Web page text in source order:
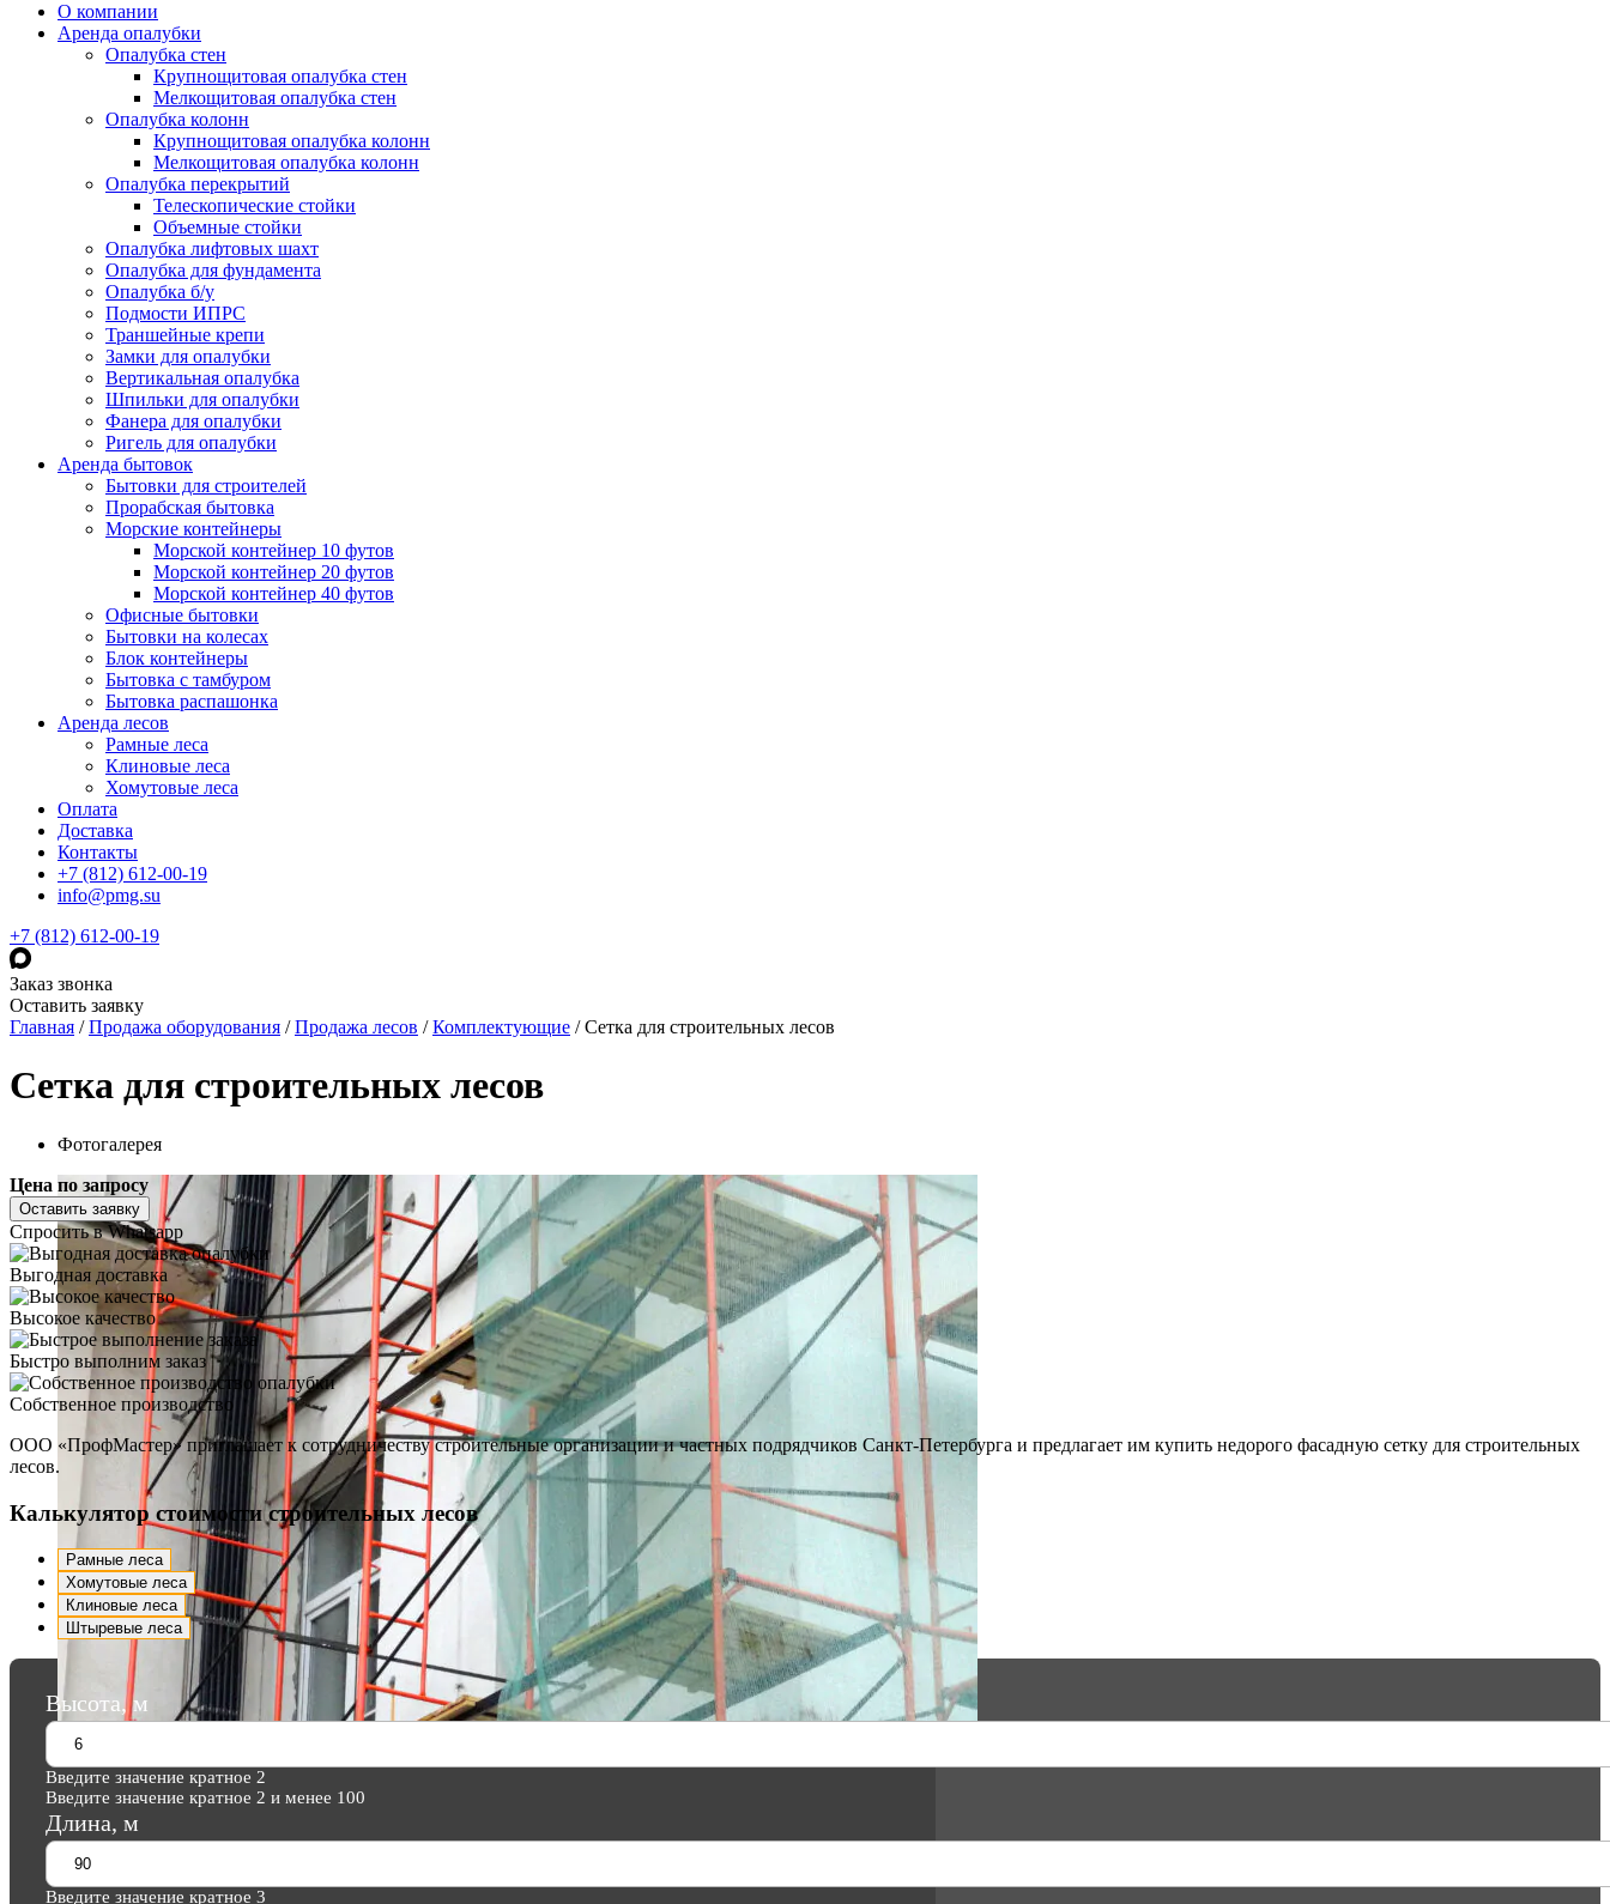
О компании
Аренда опалубки
Опалубка стен
Крупнощитовая опалубка стен
Мелкощитовая опалубка стен
Опалубка колонн
Крупнощитовая опалубка колонн
Мелкощитовая опалубка колонн
Опалубка перекрытий
Телескопические стойки
Объемные стойки
Опалубка лифтовых шахт
Опалубка для фундамента
Опалубка б/у
Подмости ИПРС
Траншейные крепи
Замки для опалубки
Вертикальная опалубка
Шпильки для опалубки
Фанера для опалубки
Ригель для опалубки
Аренда бытовок
Бытовки для строителей
Прорабская бытовка
Морские контейнеры
Морской контейнер 10 футов
Морской контейнер 20 футов
Морской контейнер 40 футов
Офисные бытовки
Бытовки на колесах
Блок контейнеры
Бытовка с тамбуром
Бытовка распашонка
Аренда лесов
Рамные леса
Клиновые леса
Хомутовые леса
Оплата
Доставка
Контакты
+7 (812) 612-00-19
info@pmg.su
+7 (812) 612-00-19
Заказ звонка
Оставить заявку
Главная /Продажа оборудования /Продажа лесов /Комплектующие /Сетка для строительных лесов
Сетка для строительных лесов
Фотогалерея
Цена по запросу
Оставить заявку
Спросить в Whatsapp
Выгодная доставка
Высокое качество
Быстро выполним заказ
Собственное производство
ООО «ПрофМастер» приглашает к сотрудничеству строительные организации и частных подрядчиков Санкт-Петербурга и предлагает им купить недорого фасадную сетку для строительных
лесов.
Калькулятор стоимости строительных лесов
Рамные леса
Хомутовые леса
Клиновые леса
Штыревые леса
Высота, м
Введите значение кратное 2
Введите значение кратное 2 и менее 100
Длина, м
Введите значение кратное 3